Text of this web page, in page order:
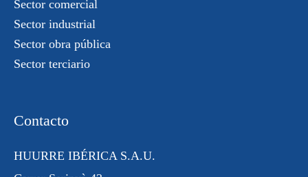
Sector comercial
Sector industrial
Sector obra pública
Sector terciario
Contacto
HUURRE IBÉRICA S.A.U.